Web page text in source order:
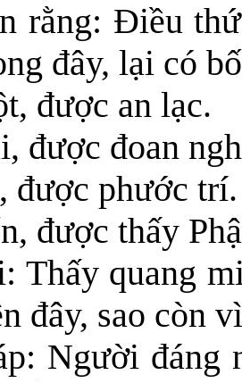
rằng: Điều
đây, lại có
được an lạc.
được đoan
được phước trí.
được thấy
Thấy quang
đây, sao còn
Người đáng